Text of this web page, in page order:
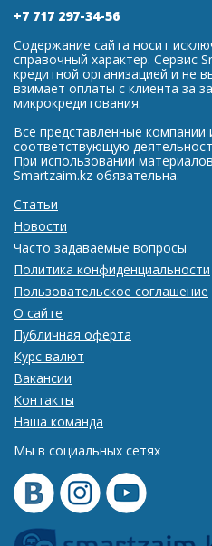
+7 717 297-34-56
Содержание сайта носит
справочный характер. Сервис
кредитной организацией и не
взимает оплаты с клиента за
микрокредитования.
Все представленные компании
соответствующую
При использовании
Smartzaim.kz обязательна.
Статьи
Новости
Часто задаваемые вопросы
Политика конфиденциальности
Пользовательское соглашение
О сайте
Публичная оферта
Курс валют
Вакансии
Контакты
Наша команда
Мы в социальных сетях